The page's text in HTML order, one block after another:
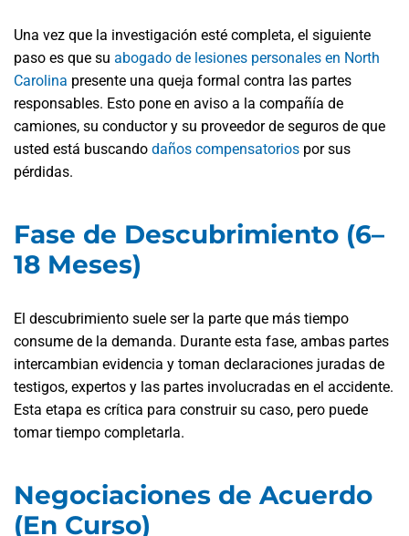
Una vez que la investigación esté completa, el siguiente
paso es que su abogado de lesiones personales en North
Carolina presente una queja formal contra las partes
responsables. Esto pone en aviso a la compañía de
camiones, su conductor y su proveedor de seguros de que
usted está buscando daños compensatorios por sus
pérdidas.
Fase de Descubrimiento (6–
18 Meses)
El descubrimiento suele ser la parte que más tiempo
consume de la demanda. Durante esta fase, ambas partes
intercambian evidencia y toman declaraciones juradas de
testigos, expertos y las partes involucradas en el accidente.
Esta etapa es crítica para construir su caso, pero puede
tomar tiempo completarla.
Negociaciones de Acuerdo
(En Curso)